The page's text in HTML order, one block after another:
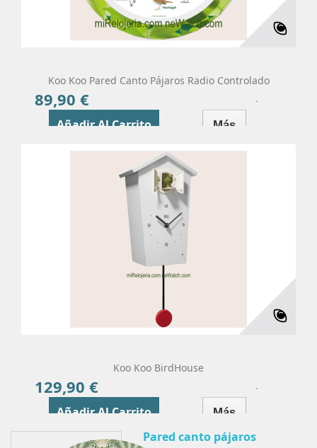
Koo Koo Pared Canto Pájaros Radio Controlado
89,90 €
Añadir Al Carrito Más
Koo Koo BirdHouse
129,90 €
Añadir Al Carrito Más
Pared canto pájaros